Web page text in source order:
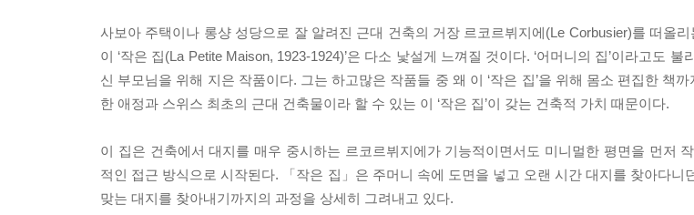
사보아 주택이나 롱샹 성당으로 잘 알려진 근대 건축의 거장 르코르뷔지에(Le Corbusier)를 떠올
이 ‘작은 집(La Petite Maison, 1923-1924)’은 다소 낯설게 느껴질 것이다. ‘어머니의 집’이라고도
신 부모님을 위해 지은 작품이다. 그는 하고많은 작품들 중 왜 이 ‘작은 집’을 위해 몸소 편집한 책
한 애정과 스위스 최초의 근대 건축물이라 할 수 있는 이 ‘작은 집’이 갖는 건축적 가치 때문이다.
이 집은 건축에서 대지를 매우 중시하는 르코르뷔지에가 기능적이면서도 미니멀한 평면을 먼저
적인 접근 방식으로 시작된다. 「작은 집」은 주머니 속에 도면을 넣고 오랜 시간 대지를 찾아다니
맞는 대지를 찾아내기까지의 과정을 상세히 그려내고 있다.